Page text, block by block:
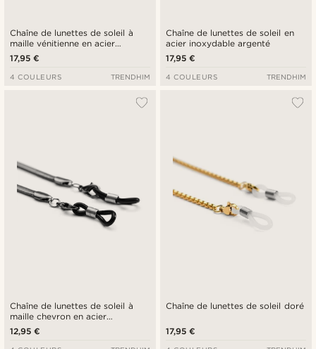
Chaîne de lunettes de soleil à
maille vénitienne en acier
inoxydable noir
17,95 €
4 COULEURS TRENDHIM
Chaîne de lunettes de soleil en
acier inoxydable argenté
17,95 €
4 COULEURS TRENDHIM
Chaîne de lunettes de soleil à
maille chevron en acier
inoxydable noir
12,95 €
Chaîne de lunettes de soleil doré
17,95 €